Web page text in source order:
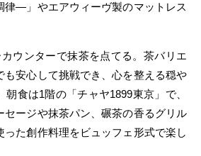
―」やエアウィーヴ製のマットレス
ウンターで抹茶を点てる。茶バリエ
も安心して挑戦でき、心を整える穏や
食は1階の「チャヤ1899東京」で、
セージや抹茶パン、碾茶の香るグリル
った創作料理をビュッフェ形式で楽し